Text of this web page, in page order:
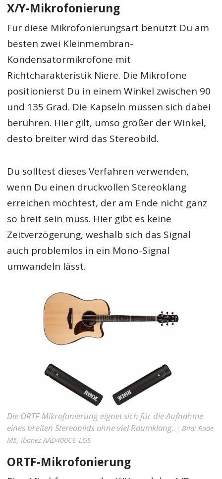
X/Y-Mikrofonierung
Für diese Mikrofonierungsart benutzt Du am
besten zwei Kleinmembran-
Kondensatormikrofone mit
Richtcharakteristik Niere. Die Mikrofone
positionierst Du in einem Winkel zwischen 90
und 135 Grad. Die Kapseln müssen sich dabei
berühren. Hier gilt, umso größer der Winkel,
desto breiter wird das Stereobild.
Du solltest dieses Verfahren verwenden,
wenn Du einen druckvollen Stereoklang
erreichen möchtest, der am Ende nicht ganz
so breit sein muss. Hier gibt es keine
Zeitverzögerung, weshalb sich das Signal
auch problemlos in ein Mono-Signal
umwandeln lässt.
Die ORTF-Mikrofonierung eignet sich für die Aufnahme
eines breiten Stereobilds ohne viel Raumklang. | Bild: Rode
M5, Ibanez AAD400CE-LGS
ORTF-Mikrofonierung